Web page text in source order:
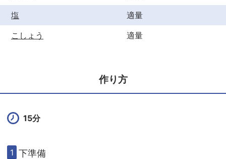
塩
適量
こしょう
適量
作り方
15分
下準備